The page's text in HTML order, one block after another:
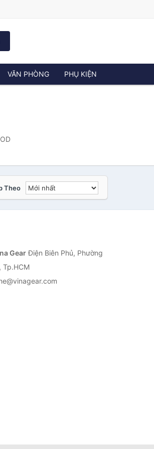
VĂN PHÒNG PHỤ KIỆN
Theo
GearĐiện Biên Phủ, Phường
Tp.HCM